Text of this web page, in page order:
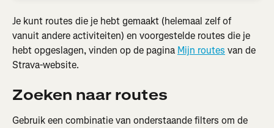
Je kunt routes die je hebt gemaakt (helemaal zelf of
vanuit andere activiteiten) en voorgestelde routes die je
hebt opgeslagen, vinden op de pagina Mijn routes van de
Strava-website.
Zoeken naar routes
Gebruik een combinatie van onderstaande filters om de